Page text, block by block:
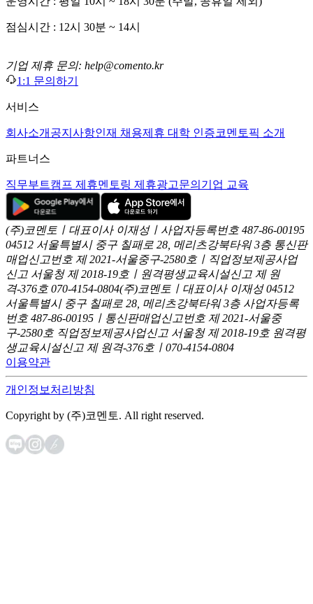
점심시간 : 12시 30분 ~ 14시
기업 제휴 문의: help@comento.kr
1:1 문의하기
서비스
회사소개 공지사항인재 채용제휴 대학 인증코멘토픽 소개
파트너스
직무부트캠프 제휴멘토링 제휴광고문의 기업 교육
(주)코멘토ㅣ대표이사 이재성ㅣ사업자등록번호 487-86-00195
04512 서울특별시 중구 칠패로 28, 메리츠강북타워 3층 통신판
매업신고번호 제 2021-서울중구-2580호ㅣ직업정보제공사업
신고 서울청 제 2018-19호ㅣ원격평생교육시설신고 제 원
격-376호 070-4154-0804(주)코멘토ㅣ대표이사 이재성 04512
서울특별시 중구 칠패로 28, 메리츠강북타워 3층 사업자등록
번호 487-86-00195ㅣ통신판매업신고번호 제 2021-서울중
구-2580호 직업정보제공사업신고 서울청 제 2018-19호 원격평
생교육시설신고 제 원격-376호ㅣ070-4154-0804
이용약관
개인정보처리방침
Copyright by (주)코멘토. All right reserved.